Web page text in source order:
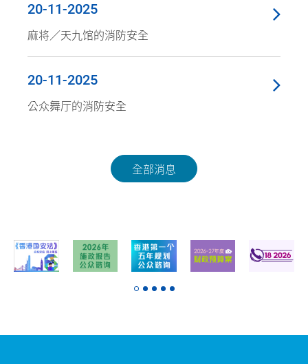
20-11-2025
麻将／天九馆的消防安全
20-11-2025
公众舞厅的消防安全
全部消息